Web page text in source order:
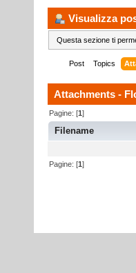
Visualizza
Questa sezione ti
Post Topics
Attachments -
Pagine: [1]
Filename
Pagine: [1]